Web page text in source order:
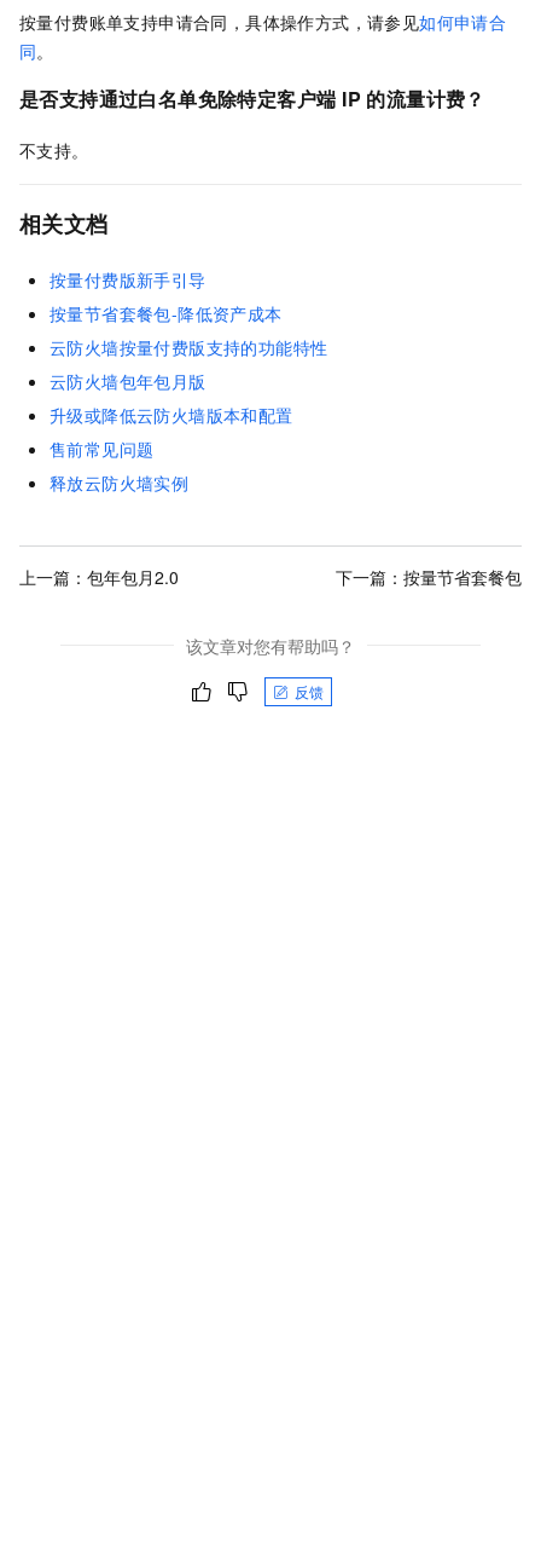
按量付费账单支持申请合同，具体操作方式，请参见如何申请合
同。
是否支持通过白名单免除特定客户端 IP 的流量计费？
不支持。
相关文档
按量付费版新手引导
按量节省套餐包-降低资产成本
云防火墙按量付费版支持的功能特性
云防火墙包年包月版
升级或降低云防火墙版本和配置
售前常见问题
释放云防火墙实例
上一篇： 包年包月2.0 下一篇： 按量节省套餐包
该文章对您有帮助吗？
反馈